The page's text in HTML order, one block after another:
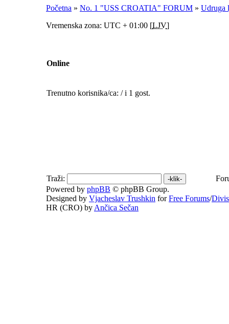
Početna » No. 1 "USS CROATIA" FORUM » Udruga
Vremenska zona: UTC + 01:00 [LJV]
Online
Trenutno korisnika/ca: / i 1 gost.
Traži:
Powered by phpBB © phpBB Group.
Designed by Vjacheslav Trushkin forFree Forums/
HR (CRO) by Ančica Sečan